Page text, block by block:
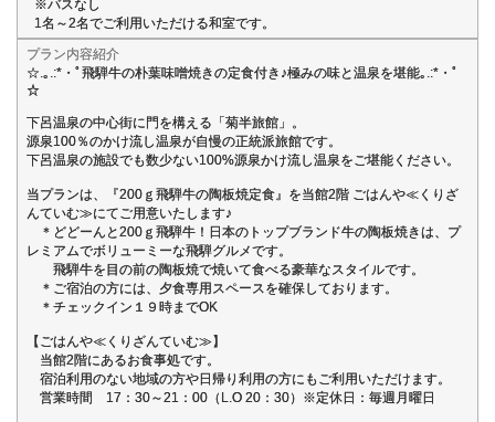
※バスなし
1名～2名でご利用いただける和室です。
プラン内容紹介
☆.｡.:*・ﾟ飛騨牛の朴葉味噌焼きの定食付き♪極みの味と温泉を堪能｡.:*・ﾟ
☆
下呂温泉の中心街に門を構える「菊半旅館」。
源泉100％のかけ流し温泉が自慢の正統派旅館です。
下呂温泉の施設でも数少ない100%源泉かけ流し温泉をご堪能ください。
当プランは、『200ｇ飛騨牛の陶板焼定食』を当館2階 ごはんや≪くりざ
んていむ≫にてご用意いたします♪
＊どどーんと200ｇ飛騨牛！日本のトップブランド牛の陶板焼きは、プ
レミアムでボリューミーな飛騨グルメです。
飛騨牛を目の前の陶板焼で焼いて食べる豪華なスタイルです。
＊ご宿泊の方には、夕食専用スペースを確保しております。
＊チェックイン１９時までOK
【ごはんや≪くりざんていむ≫】
当館2階にあるお食事処です。
宿泊利用のない地域の方や日帰り利用の方にもご利用いただけます。
営業時間 17：30～21：00（L.O 20：30）※定休日：毎週月曜日